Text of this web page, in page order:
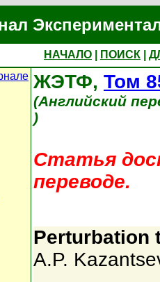
НАЧАЛО ПОИСК
ЖЭТФ, Том
(Английский
)
Статья
переводе.
Perturbation
A.P.